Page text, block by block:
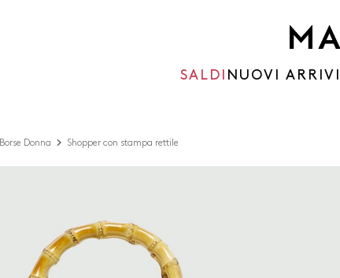
SALDI NUOVI ARRIVI
Borse Donna Shopper con stampa rettile